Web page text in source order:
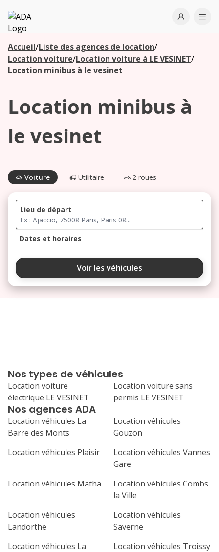
ADA
Open
Accueil/Liste des agences de location/
Location voiture/Location voiture à LE VESINET/
Location minibus à le vesinet
Location minibus à
le vesinet
Voiture Utilitaire 2 roues
Lieu de départ
Dates et horaires
août 2026
ma me
24 25 26
31
septembre 2026
lu me
1
3
9
16
21 23 24
Voir les véhicules
Nos agences ADA
Location véhicules La
Barre des Monts
Location véhicules
Gouzon
Location véhicules Plaisir
Location véhicules Vannes
Gare
Location véhicules Matha
Location véhicules Combs
la Ville
Location véhicules
Landorthe
Location véhicules
Saverne
Location véhicules La
Location véhicules Troissy
Nos types de véhicules
Location voiture
électrique LE VESINET
Location voiture sans
permis LE VESINET
Les
agences à
proximité
Commencez
votre
recherche
proximité